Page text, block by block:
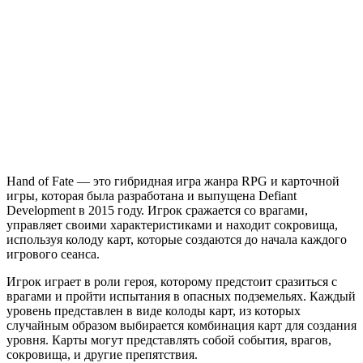
Hand of Fate — это гибридная игра жанра RPG и карточной
игры, которая была разработана и выпущена Defiant
Development в 2015 году. Игрок сражается со врагами,
управляет своими характеристиками и находит сокровища,
используя колоду карт, которые создаются до начала каждого
игрового сеанса.
Игрок играет в роли героя, которому предстоит сразиться с
врагами и пройти испытания в опасных подземельях. Каждый
уровень представлен в виде колоды карт, из которых
случайным образом выбирается комбинация карт для создания
уровня. Карты могут представлять собой события, врагов,
сокровища, и другие препятствия.